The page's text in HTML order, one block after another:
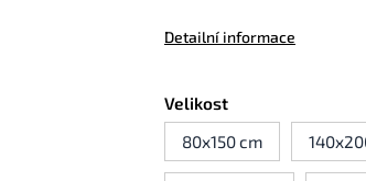
Detailní informace
Velikost
80x150 cm